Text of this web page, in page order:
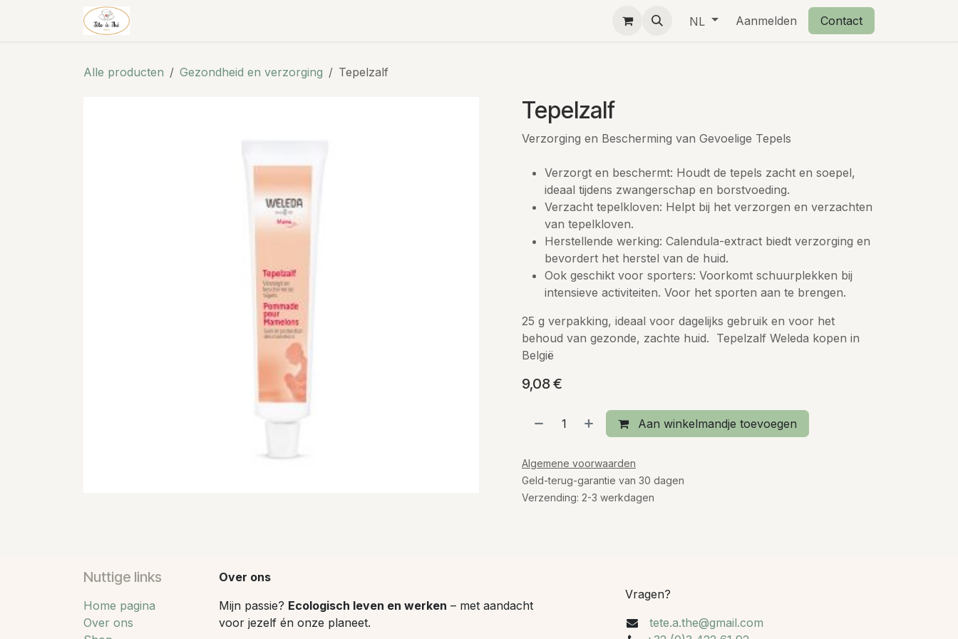
Overslaan naar inhoud
Kleine geschenkjes Over ons Retourbeleid
NL Aanmelden Contact
Alle producten Gezondheid en verzorging Tepelzalf
Tepelzalf
Verzorging en Bescherming van Gevoelige Tepels
Verzorgt en beschermt: Houdt de tepels zacht en soepel,
ideaal tijdens zwangerschap en borstvoeding.
Verzacht tepelkloven: Helpt bij het verzorgen en verzachten
van tepelkloven.
Herstellende werking: Calendula-extract biedt verzorging en
bevordert het herstel van de huid.
Ook geschikt voor sporters: Voorkomt schuurplekken bij
intensieve activiteiten. Voor het sporten aan te brengen.
25 g verpakking, ideaal voor dagelijks gebruik en voor het
behoud van gezonde, zachte huid. Tepelzalf Weleda kopen in
België
9,08€
Aan winkelmandje toevoegen
Algemene voorwaarden
Geld-terug-garantie van 30 dagen
Verzending: 2-3 werkdagen
Nuttige links
Home pagina
Over ons
Over ons
Mijn passie? Ecologisch leven en werken – met aandacht
voor jezelf én onze planeet.
Vragen?
tete.a.the@gmail.com